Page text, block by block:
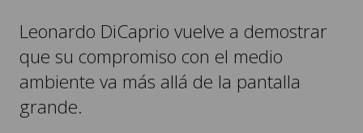
Leonardo DiCaprio vuelve a demostrar
que su compromiso con el medio
ambiente va más allá de la pantalla
grande.